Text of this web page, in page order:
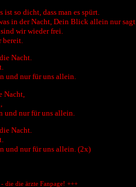
so dicht, dass man es spürt.
in der Nacht, Dein Blick allein nur sagt.
wir wieder frei.
Nacht.
und nur für uns allein.
Nacht,
und nur für uns allein.
Nacht.
und nur für uns allein. (2x)
die die ärzte Fanpage! +++